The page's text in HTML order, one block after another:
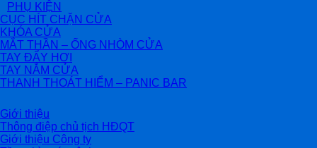
PHỤ KIỆN
CỤC HÍT CHẶN CỬA
KHÓA CỬA
MẮT THẦN – ỐNG NHÒM CỬA
TAY ĐẨY HƠI
TAY NẮM CỬA
THANH THOÁT HIỂM – PANIC BAR
Giới thiệu
Thông điệp chủ tịch HĐQT
Giới thiệu Công ty